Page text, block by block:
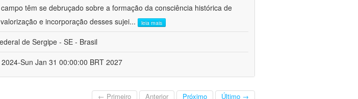
têm se debruçado sobre a formação da consciência histórica de
e incorporação desses sujei... leia mais
de Sergipe - SE - Brasil
Sun Jan 31 00:00:00 BRT 2027
← Primeiro Anterior Próximo Último →